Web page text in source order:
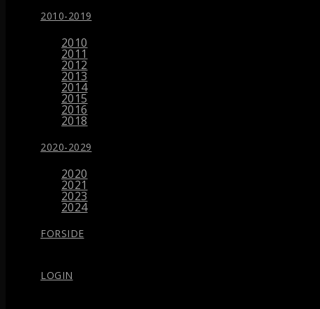
2010-2019
2010
2011
2012
2013
2014
2015
2016
2018
2020-2029
2020
2021
2023
2024
FORSIDE
LOGIN